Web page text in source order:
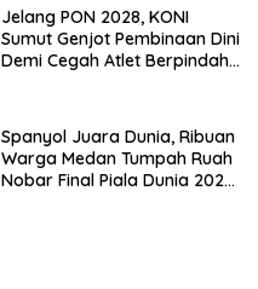
Jelang PON 2028, KONI
Sumut Genjot Pembinaan Dini
Demi Cegah Atlet Berpindah
Spanyol Juara Dunia, Ribuan
Warga Medan Tumpah Ruah
Nobar Final Piala Dunia 2026